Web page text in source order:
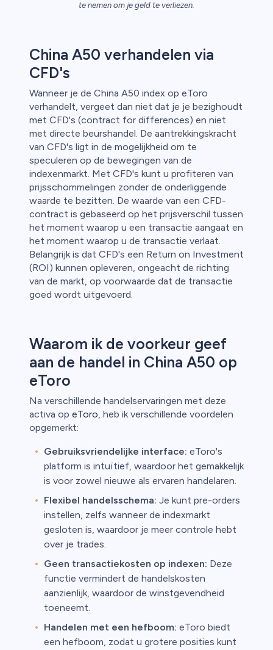
te nemen om je geld te verliezen.
China A50 verhandelen via
CFD's
Wanneer je de China A50 index op eToro
verhandelt, vergeet dan niet dat je je bezighoudt
met CFD's (contract for differences) en niet
met directe beurshandel. De aantrekkingskracht
van CFD's ligt in de mogelijkheid om te
speculeren op de bewegingen van de
indexenmarkt. Met CFD's kunt u profiteren van
prijsschommelingen zonder de onderliggende
waarde te bezitten. De waarde van een CFD-
contract is gebaseerd op het prijsverschil tussen
het moment waarop u een transactie aangaat en
het moment waarop u de transactie verlaat.
Belangrijk is dat CFD's een Return on Investment
(ROI) kunnen opleveren, ongeacht de richting
van de markt, op voorwaarde dat de transactie
goed wordt uitgevoerd.
Waarom ik de voorkeur geef
aan de handel in China A50 op
eToro
Na verschillende handelservaringen met deze
activa op eToro, heb ik verschillende voordelen
opgemerkt:
Gebruiksvriendelijke interface: eToro's
platform is intuïtief, waardoor het gemakkelijk
is voor zowel nieuwe als ervaren handelaren.
Flexibel handelsschema: Je kunt pre-orders
instellen, zelfs wanneer de indexmarkt
gesloten is, waardoor je meer controle hebt
over je trades.
Geen transactiekosten op indexen: Deze
functie vermindert de handelskosten
aanzienlijk, waardoor de winstgevendheid
toeneemt.
Handelen met een hefboom: eToro biedt
een hefboom, zodat u grotere posities kunt